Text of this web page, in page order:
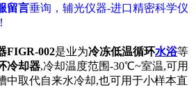
留言垂询，辅光仪器-进口精密科学仪
FIGR-002是业为冷冻低温循环水浴等
冷却器,冷却温度范围-30℃~室温,可用
中取代自来水冷却,也可用于小样本直